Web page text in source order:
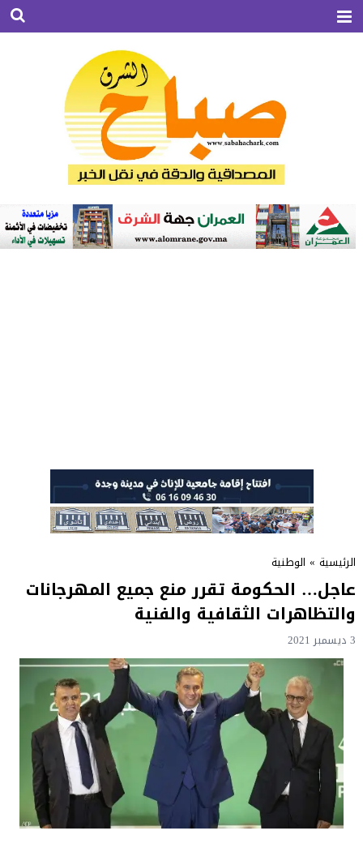
الرئيسية » الوطنية
عاجل… الحكومة تقرر منع جميع المهرجانات
والتظاهرات الثقافية والفنية
3 ديسمبر 2021